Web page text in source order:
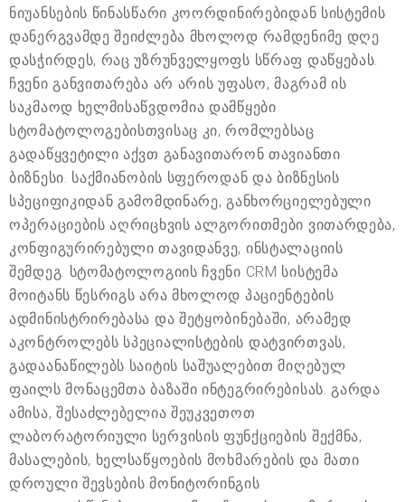
ნიუანსების წინასწარი კოორდინირებიდან სისტემის
დანერგვამდე შეიძლება მხოლოდ რამდენიმე დღე
დასჭირდეს, რაც უზრუნველყოფს სწრაფ დაწყებას.
ჩვენი განვითარება არ არის უფასო, მაგრამ ის
საკმაოდ ხელმისაწვდომია დამწყები
სტომატოლოგებისთვისაც კი, რომლებსაც
გადაწყვეტილი აქვთ განავითარონ თავიანთი
ბიზნესი. საქმიანობის სფეროდან და ბიზნესის
სპეციფიკიდან გამომდინარე, განხორციელებული
ოპერაციების აღრიცხვის ალგორითმები ვითარდება,
კონფიგურირებული თავიდანვე, ინსტალაციის
შემდეგ. სტომატოლოგიის ჩვენი CRM სისტემა
მოიტანს წესრიგს არა მხოლოდ პაციენტების
ადმინისტრირებასა და შეტყობინებაში, არამედ
აკონტროლებს სპეციალისტების დატვირთვას,
გადაანაწილებს საიტის საშუალებით მიღებულ
ფაილს მონაცემთა ბაზაში ინტეგრირებისას. გარდა
ამისა, შესაძლებელია შეუკვეთოთ
ლაბორატორიული სერვისის ფუნქციების შექმნა,
მასალების, ხელსაწყოების მოხმარების და მათი
დროული შევსების მონიტორინგის